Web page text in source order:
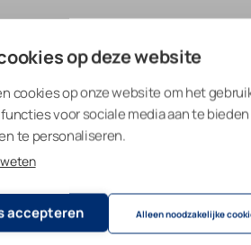
op deze website
cookies op onze website om het
voor sociale media aan te
te personaliseren.
accepteren Alleen noodzakelijke